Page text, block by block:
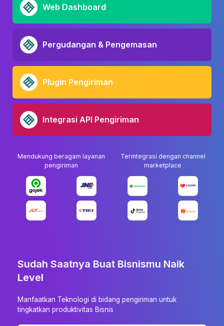
Web Dashboard
Pergudangan & Pengemasan
Plugin Pengiriman
Integrasi API Pengiriman
Mendukung beragam layanan
pengiriman
Terintegrasi dengan channel
marketplace
Sudah Saatnya Buat Bisnismu Naik
Level
Manfaatkan Teknologi di bidang pengiriman untuk
tingkatkan produktivitas Bisnis